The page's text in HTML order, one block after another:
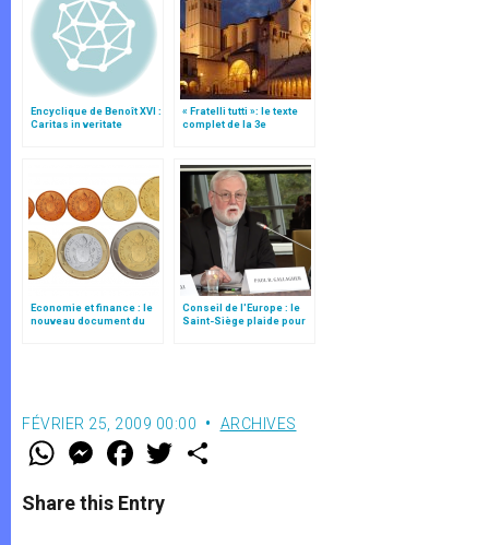
Encyclique de Benoît XVI :
Caritas in veritate
« Fratelli tutti »: le texte
complet de la 3e
Economie et finance : le
nouveau document du
Conseil de l'Europe : le
Saint-Siège plaide pour
FÉVRIER 25, 2009 00:00 ARCHIVES
W
t
s
M
e
s
e
F
a
e
b
w
Share this Entry